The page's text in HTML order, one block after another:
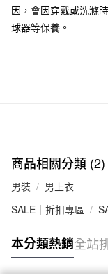
每筆NT$65，滿
付款後全家取貨
每筆NT$65，滿
宅配
每筆NT$150，滿
無印良品門市自取
因，會因穿戴或洗滌
球器等保養。
商品相關分類 (2)
男裝
男上衣
SALE｜折扣專區
本分類熱銷全站